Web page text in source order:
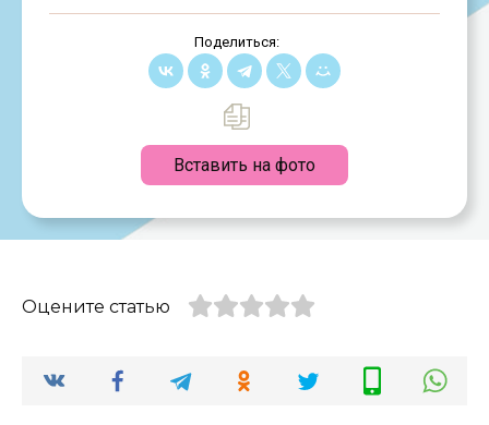
Поделиться:
Вставить на фото
Оцените статью